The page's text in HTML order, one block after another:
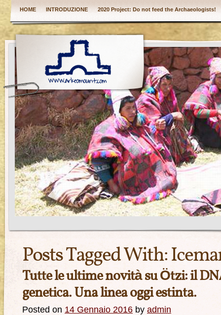
HOME INTRODUZIONE 2020 Project: Do not feed the Archaeologists!
Posts Tagged With:
Tutte le ultime novità su Ötzi: il
genetica. Una linea oggi estinta.
Posted on 14 Gennaio 2016 by admin